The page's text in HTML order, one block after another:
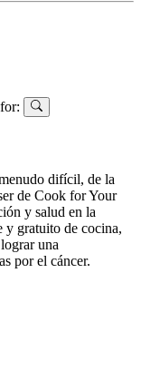
difícil, de la
de Cook for Your
y salud en la
y gratuito de cocina,
una
por el cáncer.